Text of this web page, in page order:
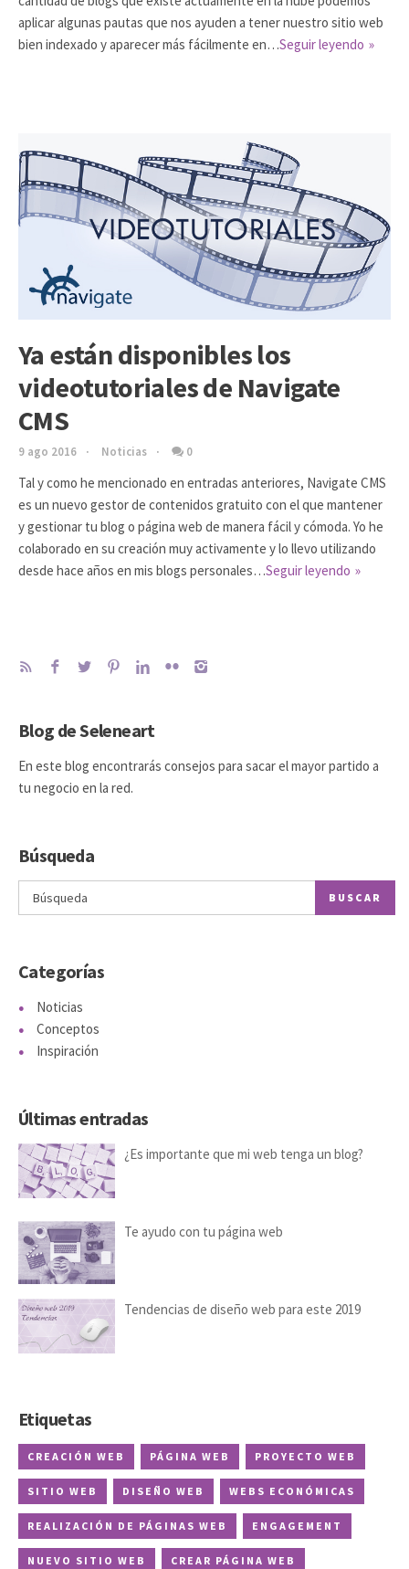
aplicar algunas pautas que nos ayuden a tener nuestro sitio web
bien indexado y aparecer más fácilmente en…Seguir leyendo
Ya están disponibles los
videotutoriales de Navigate
CMS
9 ago 2016 Noticias 0
Tal y como he mencionado en entradas anteriores, Navigate CMS
es un nuevo gestor de contenidos gratuito con el que mantener
y gestionar tu blog o página web de manera fácil y cómoda. Yo he
colaborado en su creación muy activamente y lo llevo utilizando
desde hace años en mis blogs personales…Seguir leyendo
Blog de Seleneart
En este blog encontrarás consejos para sacar el mayor partido a
tu negocio en la red.
Búsqueda
BUSCAR
Categorías
Noticias
Conceptos
Inspiración
Últimas entradas
¿Es importante que mi web tenga un blog?
Te ayudo con tu página web
Tendencias de diseño web para este 2019
Etiquetas
CREACIÓN WEB PÁGINA WEB PROYECTO WEB
SITIO WEB DISEÑO WEB WEBS ECONÓMICAS
REALIZACIÓN DE PÁGINAS WEB ENGAGEMENT
NUEVO SITIO WEB CREAR PÁGINA WEB